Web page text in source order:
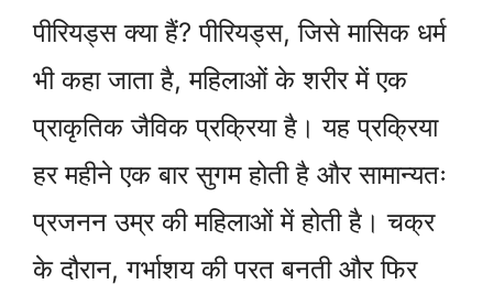
पीरियड्स क्या हैं? पीरियड्स, जिसे मासिक धर्म
भी कहा जाता है, महिलाओं के शरीर में एक
प्राकृतिक जैविक प्रक्रिया है। यह प्रक्रिया
हर महीने एक बार सुगम होती है और सामान्यतः
प्रजनन उम्र की महिलाओं में होती है। चक्र
के दौरान, गर्भाशय की परत बनती और फिर